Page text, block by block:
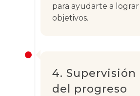
para ayudarte a
objetivos.
4. Supervisión
del progreso